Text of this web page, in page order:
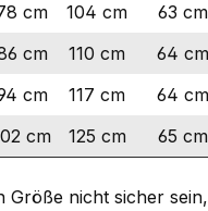
cm 104 cm 63 cm
cm 110 cm 64 cm
cm 117 cm 64 cm
cm 125 cm 65 cm
nicht sicher